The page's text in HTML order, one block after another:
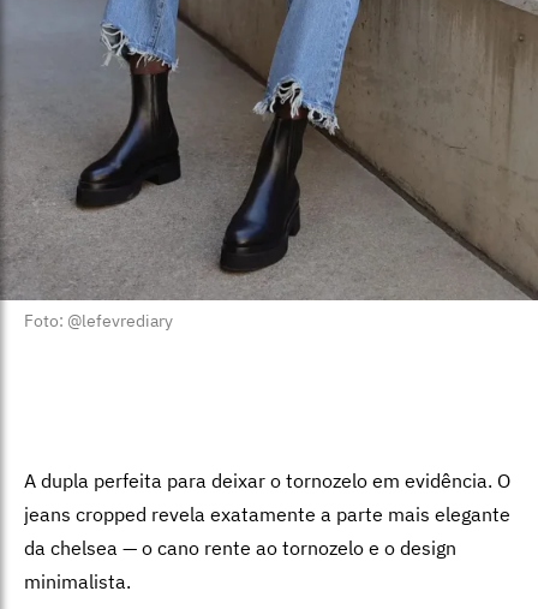
Foto: @lefevrediary
A dupla perfeita para deixar o tornozelo em evidência. O
jeans cropped revela exatamente a parte mais elegante
da chelsea — o cano rente ao tornozelo e o design
minimalista.